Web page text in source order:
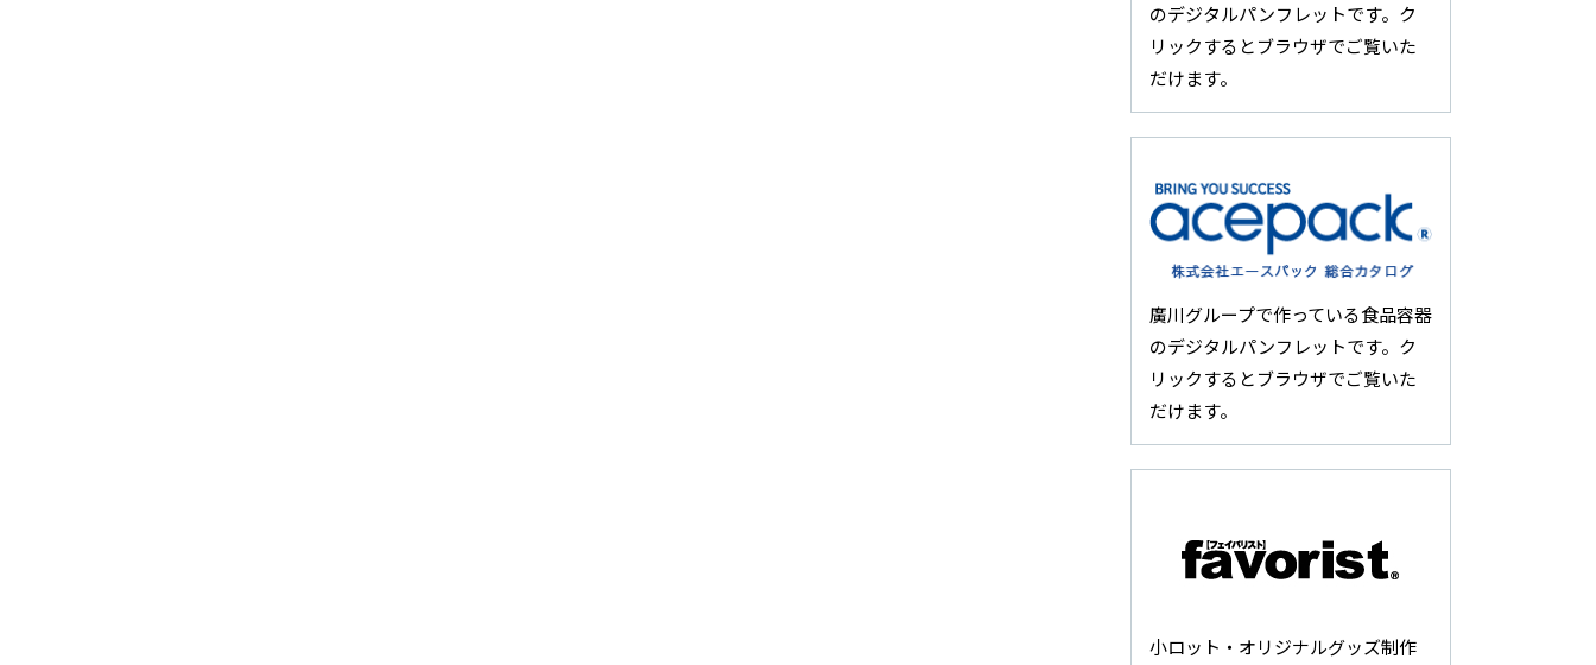
のデジタルパンフレットです。ク
リックするとブラウザでご覧いた
だけます。
廣川グループで作っている食品容器
のデジタルパンフレットです。ク
リックするとブラウザでご覧いた
だけます。
小ロット・オリジナルグッズ制作